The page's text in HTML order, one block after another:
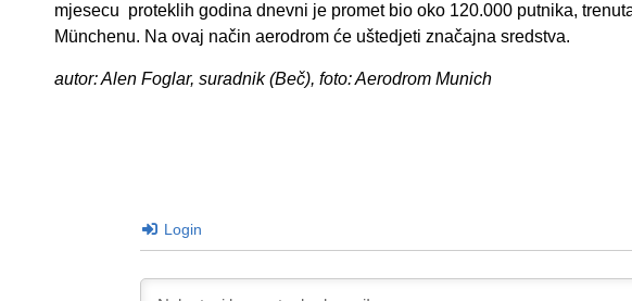
mjesecu proteklih godina dnevni je promet bio oko 120.000 putnika,
Münchenu. Na ovaj način aerodrom će uštedjeti značajna sredstva.
autor: Alen Foglar, suradnik (Beč), foto: Aerodrom Munich
Login